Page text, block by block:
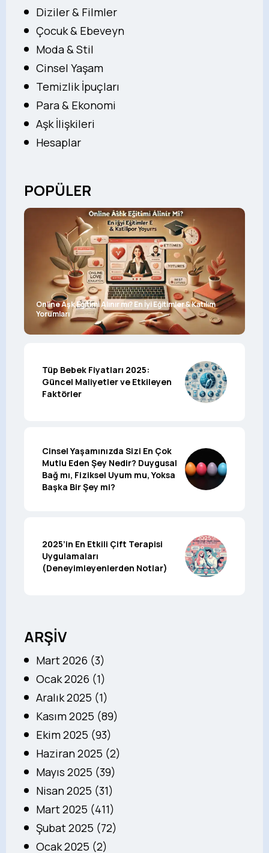
Diziler & Filmler
Çocuk & Ebeveyn
Moda & Stil
Cinsel Yaşam
Temizlik İpuçları
Para & Ekonomi
Aşk İlişkileri
Hesaplar
POPÜLER
Online Aşk Eğitimi Alınır mı? En İyi Eğitimler & Katılım
Yorumları
Tüp Bebek Fiyatları 2025:
Güncel Maliyetler ve Etkileyen
Faktörler
Cinsel Yaşamınızda Sizi En Çok
Mutlu Eden Şey Nedir? Duygusal
Bağ mı, Fiziksel Uyum mu, Yoksa
Başka Bir Şey mi?
2025’in En Etkili Çift Terapisi
Uygulamaları
(Deneyimleyenlerden Notlar)
ARŞİV
Mart 2026 (3)
Ocak 2026 (1)
Aralık 2025 (1)
Kasım 2025 (89)
Ekim 2025 (93)
Haziran 2025 (2)
Mayıs 2025 (39)
Nisan 2025 (31)
Mart 2025 (411)
Şubat 2025 (72)
Ocak 2025 (2)